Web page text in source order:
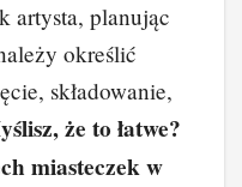
artysta, planując
określić
składowanie,
że to łatwe?
miasteczek w